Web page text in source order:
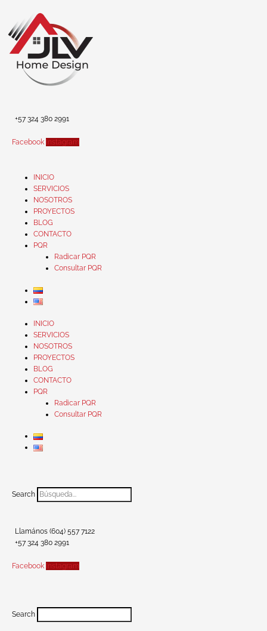
contenido
+57 324 380 2991
Facebook Instagram
INICIO
SERVICIOS
NOSOTROS
PROYECTOS
BLOG
CONTACTO
PQR
Radicar PQR
Consultar PQR
INICIO
SERVICIOS
NOSOTROS
PROYECTOS
BLOG
CONTACTO
PQR
Radicar PQR
Consultar PQR
Search
Llamános (604) 557 7122
+57 324 380 2991
Facebook Instagram
Search